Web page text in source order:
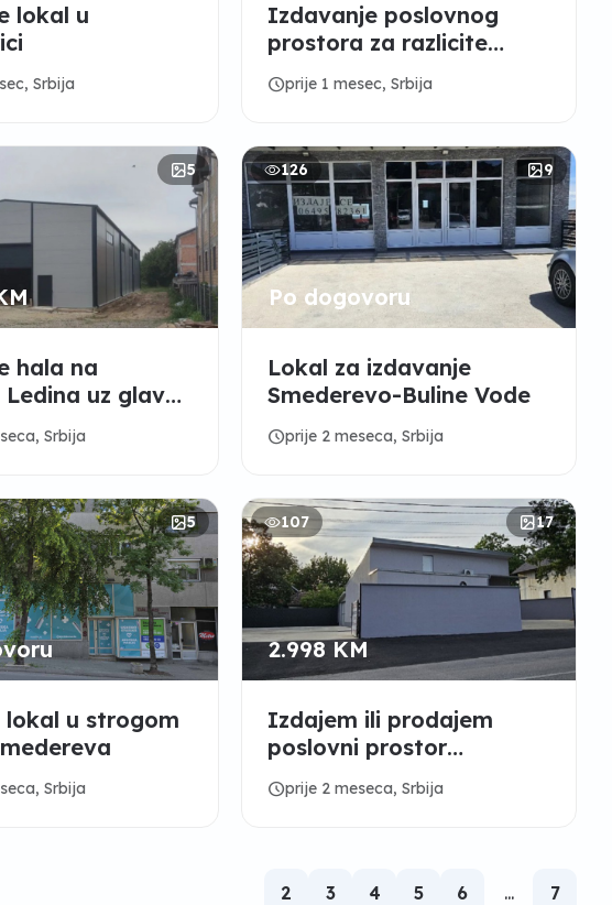
lokal u
Srbija
Izdavanje poslovnog
prostora za razlicite
delatnosti
scheduleprije 1 mesec, Srbija
5
hala na
uz glavni
Srbija
126 9
Po dogovoru
Lokal za izdavanje
Smederevo-Buline Vode
scheduleprije 2 meseca, Srbija
5
u strogom
Srbija
107 17
2.998 KM
Izdajem ili prodajem
poslovni prostor
Smederevo-Vodanj
scheduleprije 2 meseca, Srbija
2 3 4 5 6 ... 7